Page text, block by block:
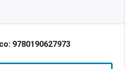
9780190627973